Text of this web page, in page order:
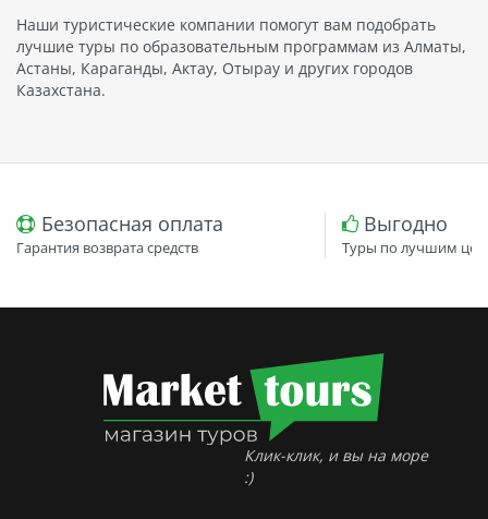
Наши туристические компании помогут вам подобрать
лучшие туры по образовательным программам из Алматы,
Астаны, Караганды, Актау, Отырау и других городов
Казахстана.
Безопасная оплата
Гарантия возврата средств
Выгодно
Туры по лучшим
Клик-клик, и вы на море
:)